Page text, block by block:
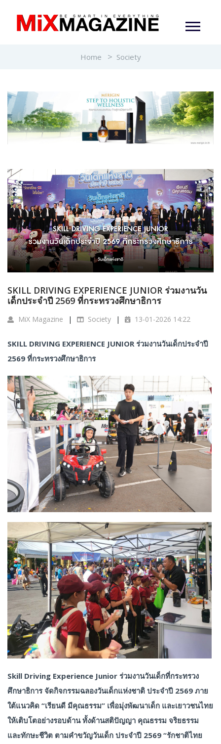
Home Society
SKILL DRIVING EXPERIENCE JUNIOR ร่วมงานวัน
เด็กประจำปี 2569 ที่กระทรวงศึกษาธิการ
MiX Magazine Society 13-01-2026 14:22
SKILL DRIVING EXPERIENCE JUNIOR ร่วมงานวันเด็กประจำปี
2569 ที่กระทรวงศึกษาธิการ
Skill Driving Experience Junior ร่วมงานวันเด็กที่กระทรวง
ศึกษาธิการ จัดกิจกรรมฉลองวันเด็กแห่งชาติ ประจำปี 2569 ภาย
ใต้แนวคิด “เรียนดี มีคุณธรรม” เพื่อมุ่งพัฒนาเด็ก และเยาวชนไทย
ให้เติบโตอย่างรอบด้าน ทั้งด้านสติปัญญา คุณธรรม จริยธรรม
และทักษะชีวิต ตามคำขวัญวันเด็ก ประจำปี 2569 “รักชาติไทย